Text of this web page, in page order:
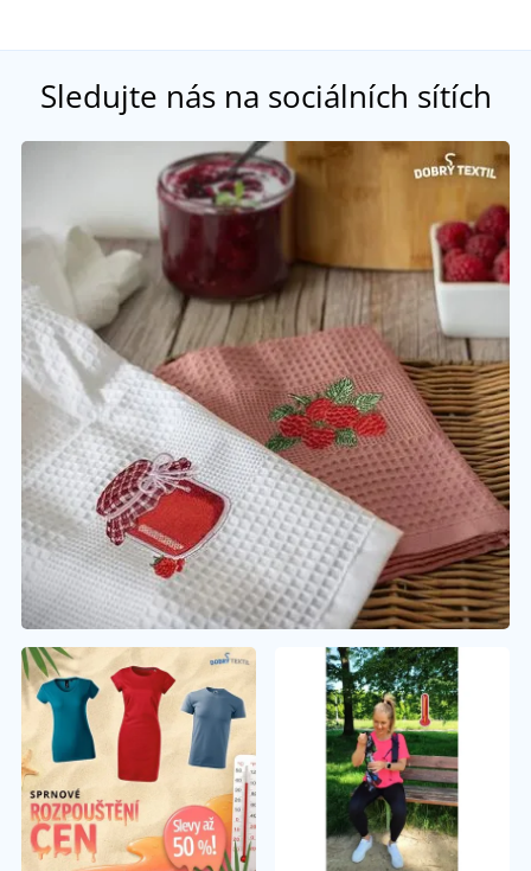
Sledujte nás na sociálních sítích